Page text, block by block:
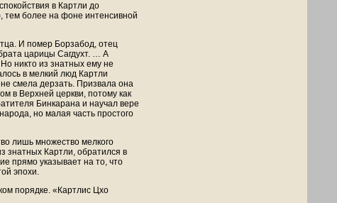
в Картли до
тем более на фоне интенсивной
И помер Борзабод, отец
царицы Сагдухт. … А
никто из знатных ему не
в мелкий люд Картли
смела дерзать. Призвала она
в Верхней церкви, потому как
Бинкарана и научал вере
но малая часть простого
лишь множество мелкого
знатных Картли, обратился в
прямо указывает на то, что
эпохи.
порядке. «Картлис Цхо